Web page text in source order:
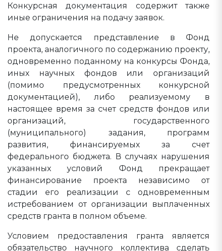
Конкурсная документация содержит также
иные ограничения на подачу заявок.
Не допускается представление в Фонд
проекта, аналогичного по содержанию проекту,
одновременно поданному на конкурсы Фонда,
иных научных фондов или организаций
(помимо предусмотренных конкурсной
документацией), либо реализуемому в
настоящее время за счет средств фондов или
организаций, государственного
(муниципального) задания, программ
развития, финансируемых за счет
федерального бюджета. В случаях нарушения
указанных условий Фонд прекращает
финансирование проекта независимо от
стадии его реализации с одновременным
истребованием от организации выплаченных
средств гранта в полном объеме.
Условием предоставления гранта является
обязательство научного коллектива сделать